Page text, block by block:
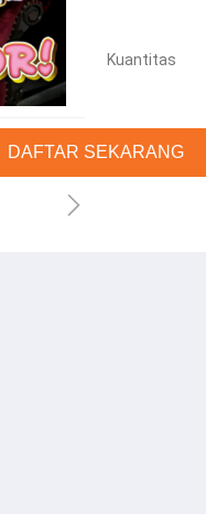
DAFTAR SEKARANG
Kuantitas